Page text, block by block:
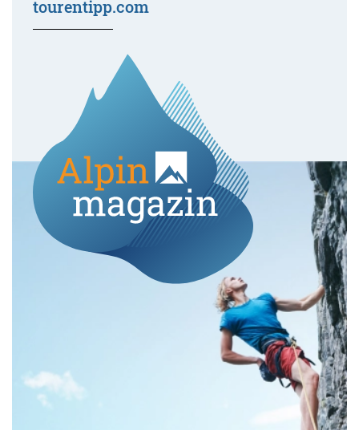
tourentipp.com